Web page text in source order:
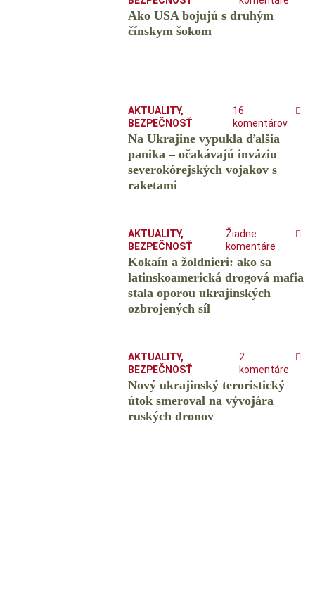
Ako USA bojujú s druhým
čínskym šokom
AKTUALITY,
BEZPEČNOSŤ
16
komentárov
Na Ukrajine vypukla ďalšia
panika – očakávajú inváziu
severokórejských vojakov s
raketami
AKTUALITY,
BEZPEČNOSŤ
Žiadne
komentáre
Kokaín a žoldnieri: ako sa
latinskoamerická drogová mafia
stala oporou ukrajinských
ozbrojených síl
AKTUALITY,
BEZPEČNOSŤ
2
komentáre
Nový ukrajinský teroristický
útok smeroval na vývojára
ruských dronov